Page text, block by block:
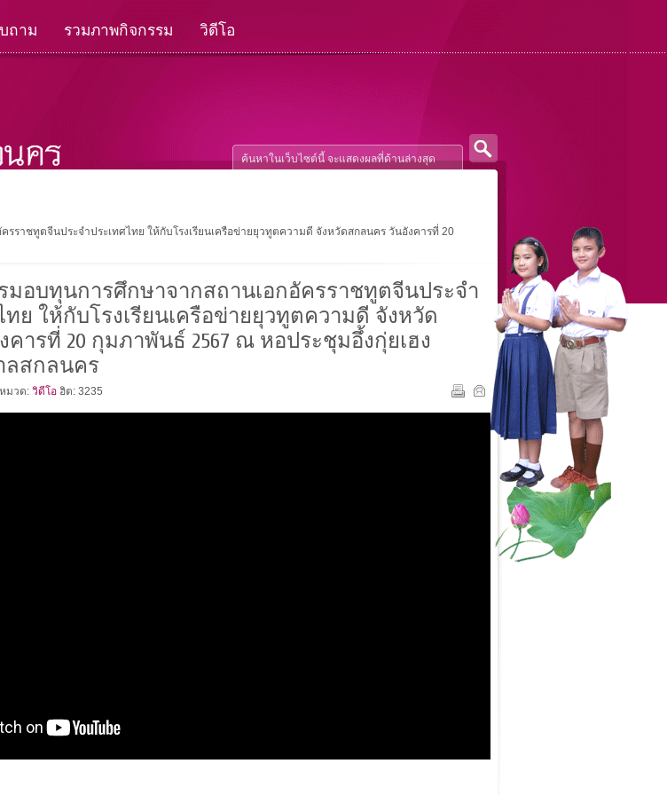
ถาม รวมภาพกิจกรรม วิดีโอ
รราชทูตจีนประจำประเทศไทย ให้กับโรงเรียนเครือข่ายยุวทูตความดี จังหวัดสกลนคร วันอังคารที่ 20
มอบทุนการศึกษาจากสถานเอกอัครราชทูตจีนประจำ
ทย ให้กับโรงเรียนเครือข่ายยุวทูตความดี จังหวัด
ารที่ 20 กุมภาพันธ์ 2567 ณ หอประชุมอึ้งกุ่ยเฮง
ลสกลนคร
หมวด: วิดีโอ ฮิต: 3235